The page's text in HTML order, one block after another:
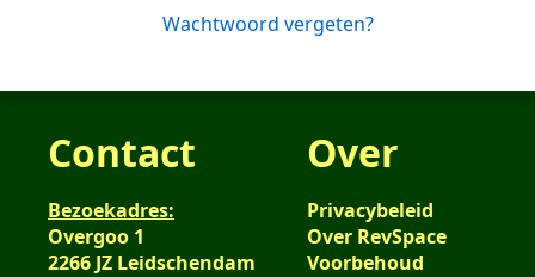
Wachtwoord vergeten?
Contact
Bezoekadres:
Overgoo 1
2266 JZ Leidschendam
Over
Privacybeleid
Over RevSpace
Voorbehoud